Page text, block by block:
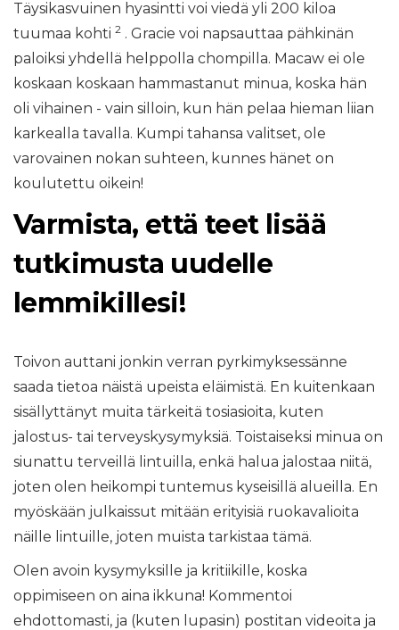
Täysikasvuinen hyasintti voi viedä yli 200 kiloa
tuumaa kohti 2 . Gracie voi napsauttaa pähkinän
paloiksi yhdellä helppolla chompilla. Macaw ei ole
koskaan koskaan hammastanut minua, koska hän
oli vihainen - vain silloin, kun hän pelaa hieman liian
karkealla tavalla. Kumpi tahansa valitset, ole
varovainen nokan suhteen, kunnes hänet on
koulutettu oikein!
Varmista, että teet lisää
tutkimusta uudelle
lemmikillesi!
Toivon auttani jonkin verran pyrkimyksessänne
saada tietoa näistä upeista eläimistä. En kuitenkaan
sisällyttänyt muita tärkeitä tosiasioita, kuten
jalostus- tai terveyskysymyksiä. Toistaiseksi minua on
siunattu terveillä lintuilla, enkä halua jalostaa niitä,
joten olen heikompi tuntemus kyseisillä alueilla. En
myöskään julkaissut mitään erityisiä ruokavalioita
näille lintuille, joten muista tarkistaa tämä.
Olen avoin kysymyksille ja kritiikille, koska
oppimiseen on aina ikkuna! Kommentoi
ehdottomasti, ja (kuten lupasin) postitan videoita ja